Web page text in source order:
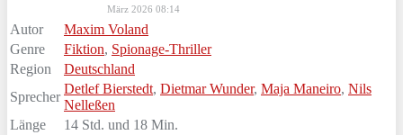
März 2026 08:14
Autor
Maxim Voland
Genre
Fiktion, Spionage-Thriller
Region
Deutschland
Sprecher
Detlef Bierstedt, Dietmar Wunder, Maja Maneiro, Nils
Nelleßen
Länge
14 Std. und 18 Min.